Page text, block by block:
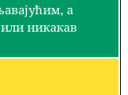
а
никакав